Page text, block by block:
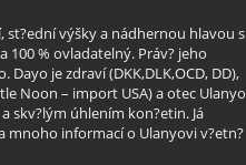
výšky a nádhernou hlavou s
% ovladatelný. Práv? jeho
je zdraví (DKK,DLK,OCD, DD),
Noon – import USA) a otec Ulanyo
skv?lým úhlením kon?etin. Já
mnoho informací o Ulanyovi v?etn?